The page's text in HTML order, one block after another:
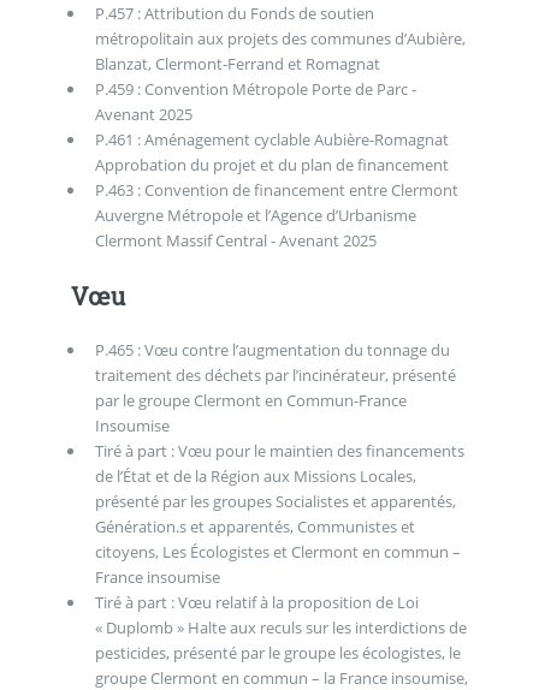
P.457 : Attribution du Fonds de soutien
métropolitain aux projets des communes d’Aubière,
Blanzat, Clermont-Ferrand et Romagnat
P.459 : Convention Métropole Porte de Parc -
Avenant 2025
P.461 : Aménagement cyclable Aubière-Romagnat
Approbation du projet et du plan de financement
P.463 : Convention de financement entre Clermont
Auvergne Métropole et l’Agence d’Urbanisme
Clermont Massif Central - Avenant 2025
Vœu
P.465 : Vœu contre l’augmentation du tonnage du
traitement des déchets par l’incinérateur, présenté
par le groupe Clermont en Commun-France
Insoumise
Tiré à part : Vœu pour le maintien des financements
de l’État et de la Région aux Missions Locales,
présenté par les groupes Socialistes et apparentés,
Génération.s et apparentés, Communistes et
citoyens, Les Écologistes et Clermont en commun –
France insoumise
Tiré à part : Vœu relatif à la proposition de Loi
« Duplomb » Halte aux reculs sur les interdictions de
pesticides, présenté par le groupe les écologistes, le
groupe Clermont en commun – la France insoumise,